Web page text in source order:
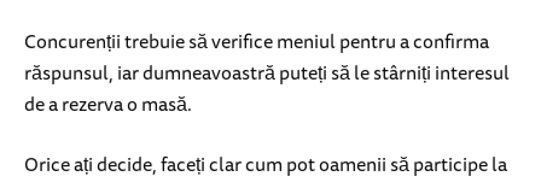
Concurenții trebuie să verifice meniul pentru a confirma
răspunsul, iar dumneavoastră puteți să le stârniți interesul
de a rezerva o masă.
Orice ați decide, faceți clar cum pot oamenii să participe la